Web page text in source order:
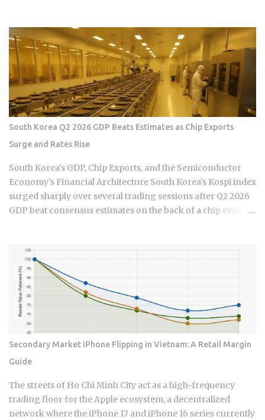
recalibration following the wage hike of September 30,
2025. The Minimum Allowable Wage (MAW) now sits firmly
at 5,100 HKD, marking a steady climb from the 4,990 HKD
and 4,870 HKD benchmarks of previous cycles. For the
sandwich generation—those supporting both aging
parents and young children—this salary floor is merely the
starting point of a complex financial ledger. When you
factor in the mandatory food allowance of 1,236 HKD, the
monthly cash outlay immediately jumps to 6,336 HKD before
a single cleaning supply is purchased or an insurance
premium is paid. This upward pressure on wages is not
occurring in a vacuum but is the result of a tightening labor
market ...
South Korea Q2 2026 GDP Beats Estimates as Chip Exports
Surge and Rates Rise
South Korea's GDP, Chip Exports, and the Semiconductor
Economy's Financial Architecture South Korea's Kospi index
surged sharply over several trading sessions after Q2 2026
GDP beat consensus estimates on the back of a chip export
over one million variable-rate mortgage holders propping
up what remains of domestic demand. Whether that
collision between a roaring export economy and a
tightening central bank extends the rally or kills it is exactly
what the data now forces investors to figure out.
Semiconductors represent approximately 19% of South
Korea's total export revenue , making them the single
largest export category by a wide margin. South Korea's
GDP is measured in Korean Won, but chip contracts are
predominantly settled in US dollars , so currency movement
creates an additional layer of financial exposure for
international in...
Secondary Market iPhone Flipping in Vietnam: A Retail Margin
Guide
The streets of Ho Chi Minh City act as a high-frequency
trading floor for the Apple ecosystem, a decentralized
network where the iPhone 17 and iPhone 16 series currently